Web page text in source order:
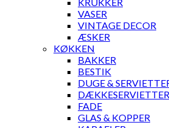
VASER
VINTAGE DECOR
ÆSKER
KØKKEN
BAKKER
BESTIK
DUGE &
FADE
GLAS & KOPPER